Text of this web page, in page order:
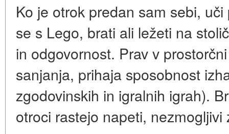
Ko je otrok predan sam sebi,
se s Lego, brati ali ležeti na
in odgovornost. Prav v
sanjanja, prihaja sposobnost
zgodovinskih in igralnih igrah).
otroci rastejo napeti,